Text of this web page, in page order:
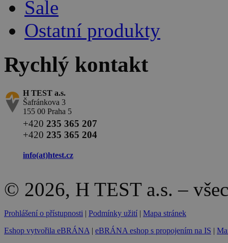
Sale
Ostatní produkty
Rychlý kontakt
H TEST a.s.
Šafránkova 3
155 00 Praha 5
+420 235 365 207
+420 235 365 204
info(at)htest.cz
© 2026, H TEST a.s. –
Prohlášení o přístupnosti | Podmínky užití | Mapa stránek
Eshop vytvořila eBRÁNA | eBRÁNA eshop s propojením na IS |